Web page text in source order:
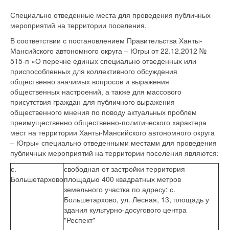
Специально отведенные места для проведения публичных
мероприятий на территории поселения.
В соответствии с постановлением Правительства Ханты-
Мансийского автономного округа – Югры от 22.12.2012 №
515-п «О перечне единых специально отведенных или
приспособленных для коллективного обсуждения
общественно значимых вопросов и выражения
общественных настроений, а также для массового
присутствия граждан для публичного выражения
общественного мнения по поводу актуальных проблем
преимущественно общественно-политического характера
мест на территории Ханты-Мансийского автономного округа
– Югры» специально отведенными местами для проведения
публичных мероприятий на территории поселения являются:
с.
Большетархово
свободная от застройки территория
площадью 400 квадратных метров
земельного участка по адресу: с.
Большетархово, ул. Лесная, 13, площадь у
здания культурно-досугового центра
"Респект"